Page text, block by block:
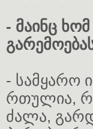
- მაინც
- სამყარო
რთულია,
ძალა,